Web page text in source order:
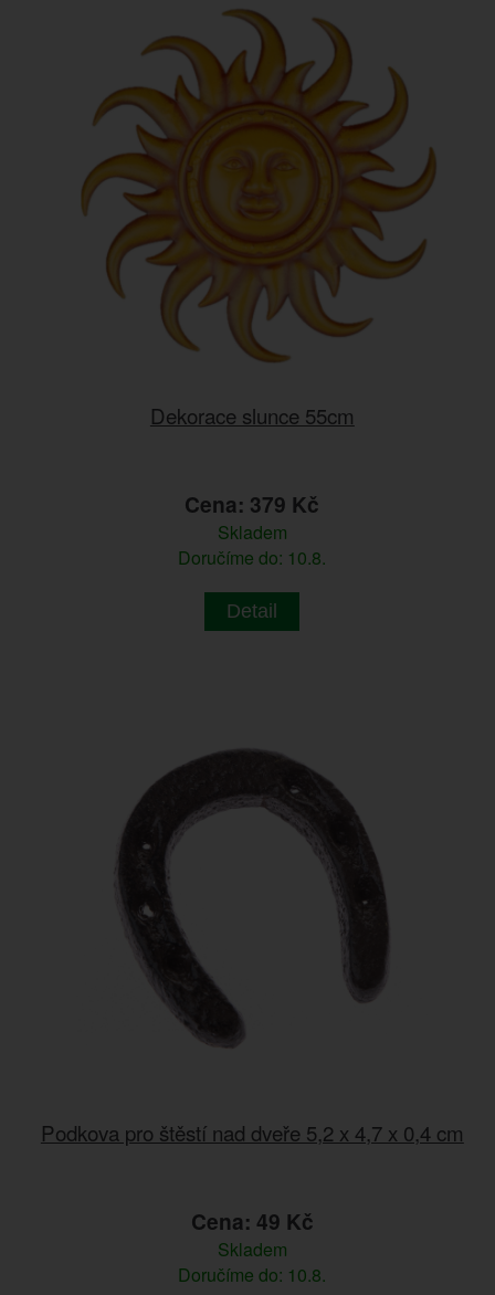
Dekorace slunce 55cm
Cena: 379 Kč
Skladem
Doručíme do: 10.8.
Detail
Podkova pro štěstí nad dveře 5,2 x 4,7 x 0,4 cm
Cena: 49 Kč
Skladem
Doručíme do: 10.8.